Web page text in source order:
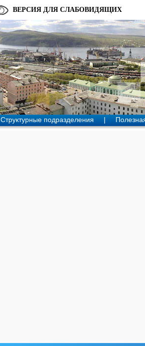
ВЕРСИЯ ДЛЯ СЛАБОВИДЯЩИХ
Структурные подразделения |